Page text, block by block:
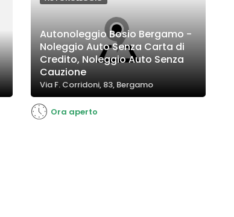
Autonoleggio Bosio Bergamo -
Noleggio Auto Senza Carta di
Credito, Noleggio Auto Senza
Cauzione
Via F. Corridoni, 83, Bergamo
Ora aperto